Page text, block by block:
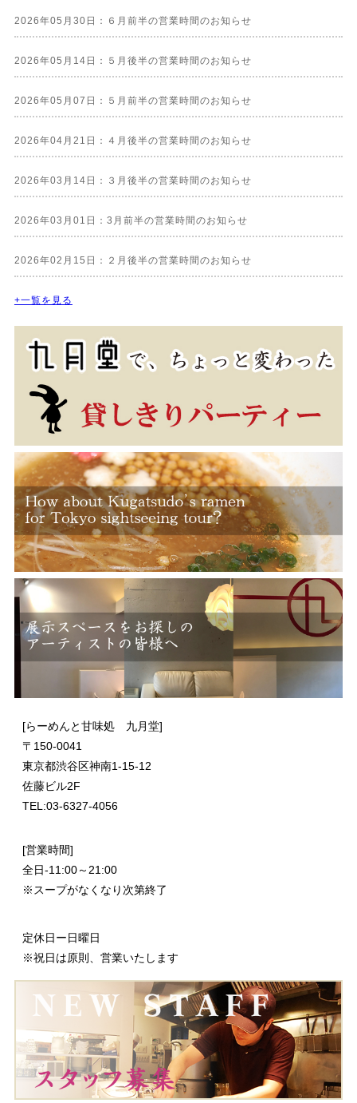
2026年05月30日：６月前半の営業時間のお知らせ
2026年05月14日：５月後半の営業時間のお知らせ
2026年05月07日：５月前半の営業時間のお知らせ
2026年04月21日：４月後半の営業時間のお知らせ
2026年03月14日：３月後半の営業時間のお知らせ
2026年03月01日：3月前半の営業時間のお知らせ
2026年02月15日：２月後半の営業時間のお知らせ
+一覧を見る
[らーめんと甘味処 九月堂]
〒 150-0041
東京都渋谷区神南1-15-12
佐藤ビル2F
TEL:03-6327-4056
[営業時間]
全日-11:00～21:00
※スープがなくなり次第終了
定休日ー日曜日
※祝日は原則、営業いたします